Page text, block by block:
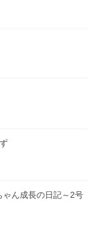
ん成長の日記～2号